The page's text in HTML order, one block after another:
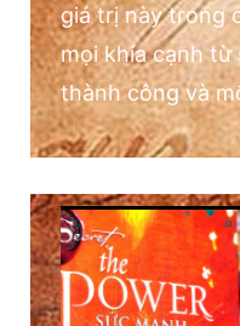
giá trị này trong
mọi khía cạnh từ
thành công và